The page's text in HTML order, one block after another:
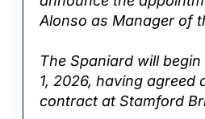
Alonso as Manager of
The Spaniard will
1, 2026, having agreed
contract at Stamford